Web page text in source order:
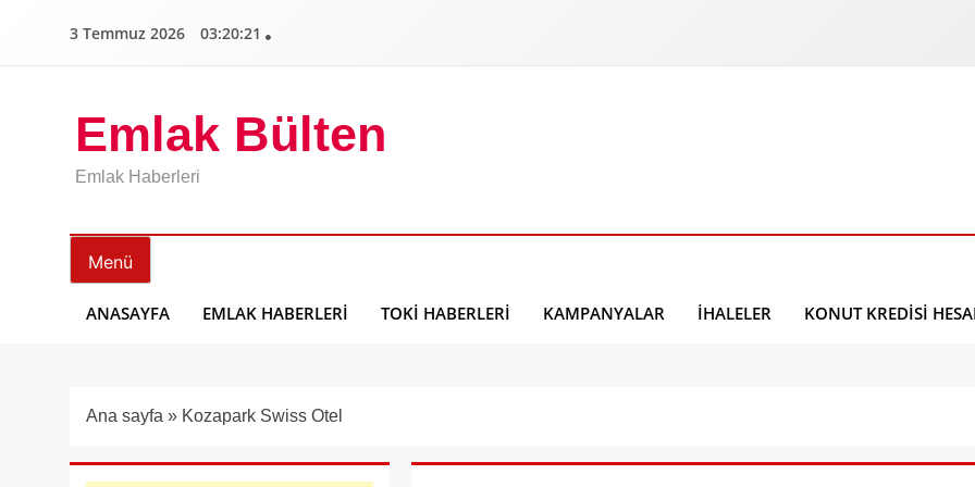
3 Temmuz 2026 03:20:22
Emlak Bülten
Emlak Haberleri
Menü
ANASAYFA EMLAK HABERLERI TOKI HABERLERI KAMPANYALAR İHALELER KONUT KREDISI
Ana sayfa » Kozapark Swiss Otel